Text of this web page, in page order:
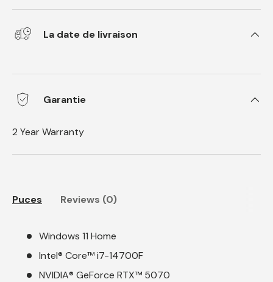
La date de livraison
Garantie
2 Year Warranty
Puces Reviews (0)
Windows 11 Home
Intel® Core™ i7-14700F
NVIDIA® GeForce RTX™ 5070